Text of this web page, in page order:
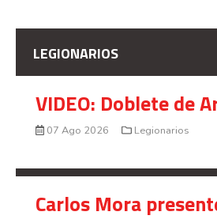
LEGIONARIOS
VIDEO: Doblete de
07 Ago 2026 Legionarios
Carlos Mora